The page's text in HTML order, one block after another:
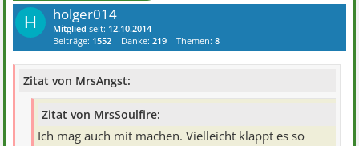
H holger014
Mitglied seit: 12.10.2014
Beiträge: 1552 Danke:219 Themen:8
Zitat von MrsAngst:
Zitat von MrsSoulfire:
Ich mag auch mit machen. Vielleicht klappt es so